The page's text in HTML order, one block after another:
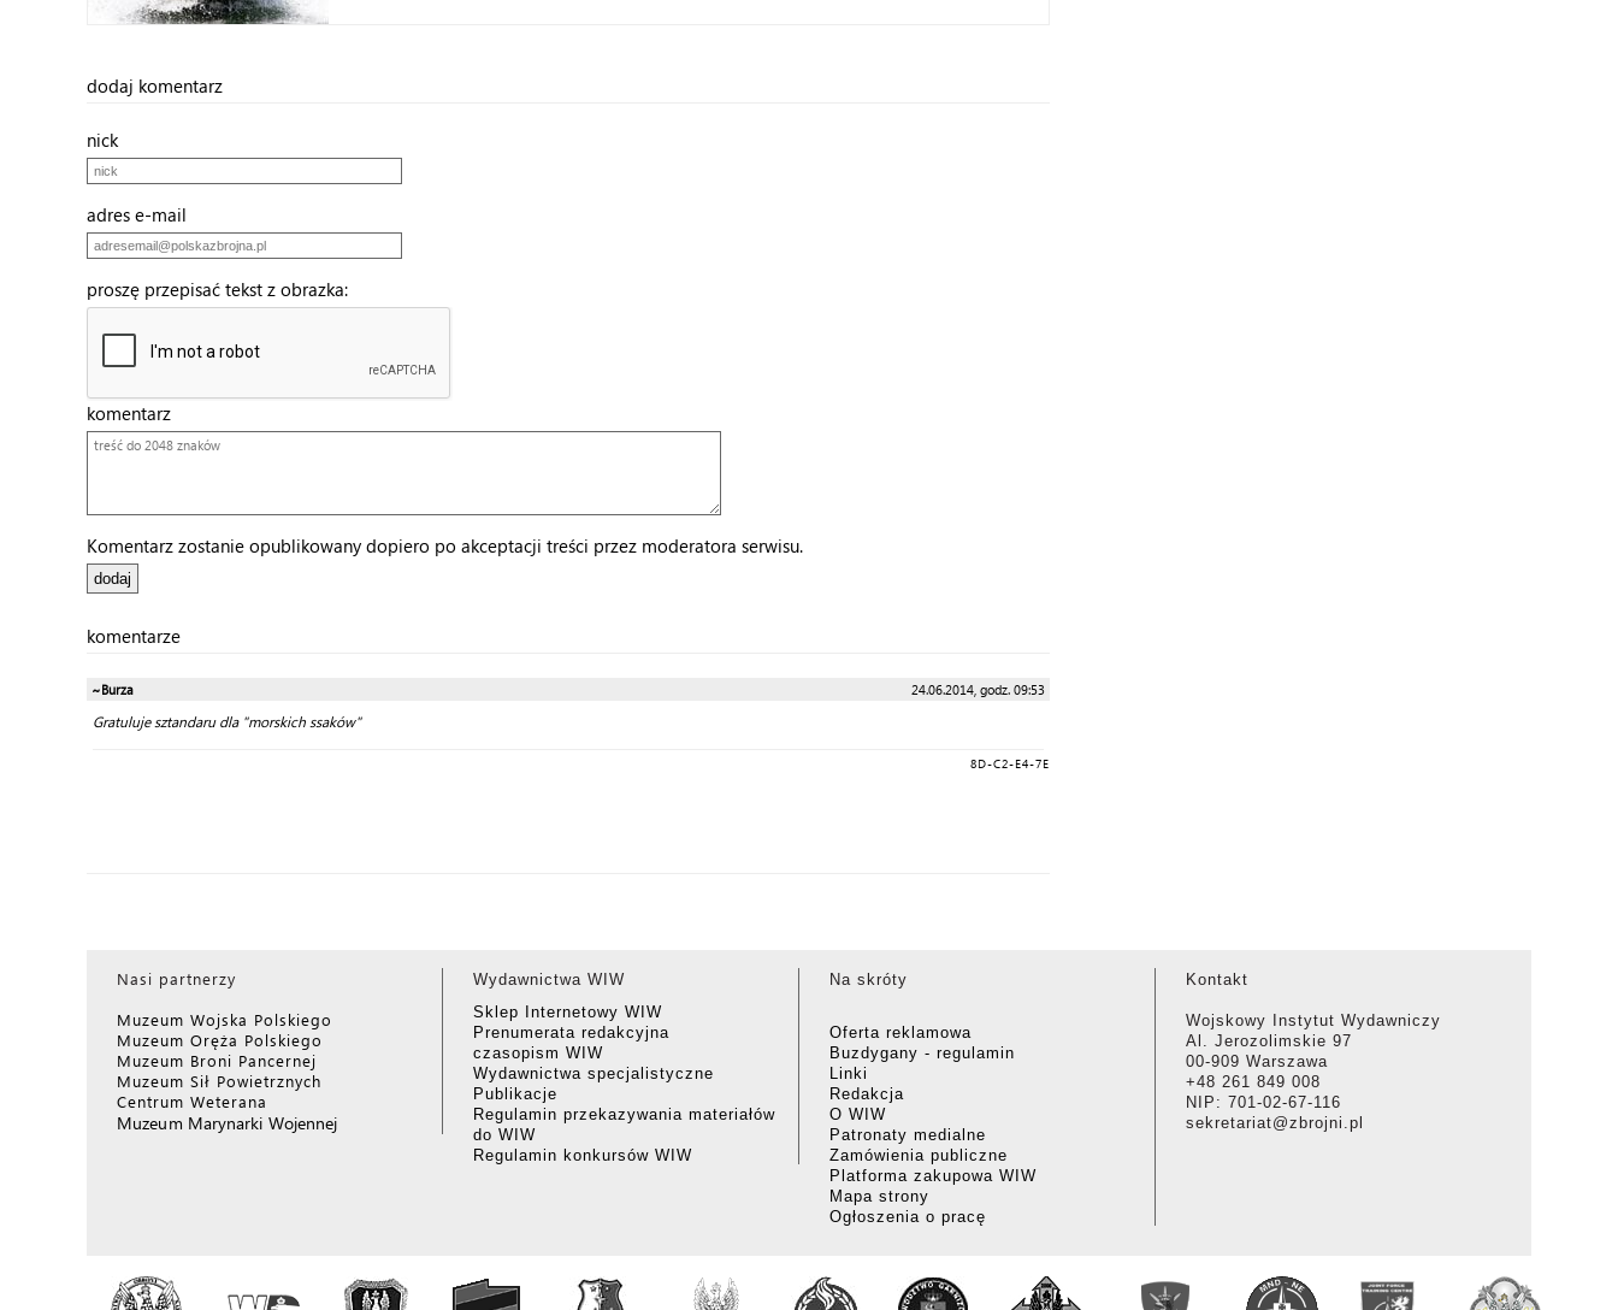
dodaj komentarz
nick
adres e-mail
proszę przepisać tekst z obrazka:
komentarz
Komentarz zostanie opublikowany dopiero po akceptacji treści przez moderatora serwisu.
komentarze
~Burza 24.06.2014, godz. 09:53
Gratuluje sztandaru dla "morskich ssaków"
8D-C2-E4-7E
Nasi partnerzy
Muzeum Wojska Polskiego
Muzeum Oręża Polskiego
Muzeum Broni Pancernej
Muzeum Sił Powietrznych
Centrum Weterana
Muzeum Marynarki Wojennej
Wydawnictwa WIW
Sklep Internetowy WIW
Prenumerata redakcyjna
czasopism WIW
Wydawnictwa specjalistyczne
Publikacje
Regulamin przekazywania materiałów
do WIW
Regulamin konkursów WIW
Na skróty
Oferta reklamowa
Buzdygany - regulamin
Linki
Redakcja
O WIW
Patronaty medialne
Zamówienia publiczne
Platforma zakupowa WIW
Mapa strony
Ogłoszenia o pracę
Kontakt
Wojskowy Instytut Wydawniczy
Al. Jerozolimskie 97
00-909 Warszawa
+48 261 849 008
NIP: 701-02-67-116
sekretariat@zbrojni.pl